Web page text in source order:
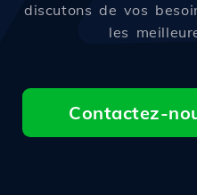
discutons de vos
les
Contactez-